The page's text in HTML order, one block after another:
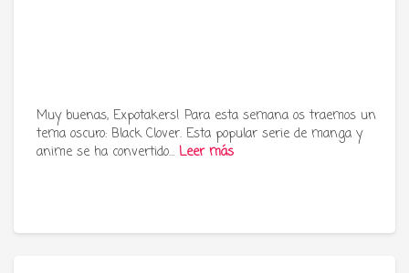
Muy buenas, Expotakers! Para esta semana os traemos un
tema oscuro: Black Clover. Esta popular serie de manga y
anime se ha convertido… Leer más